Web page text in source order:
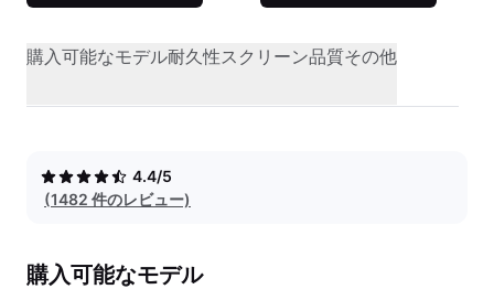
購入可能なモデル耐久性スクリーン品質その他
4.4/5
(1482 件のレビュー)
購入可能なモデル